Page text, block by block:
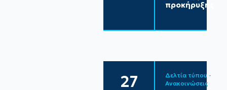
προκήρυξης
27
Δελτία τύπου -
Ανακοινώσεις